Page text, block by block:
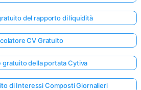
del rapporto di liquidità
CV Gratuito
gratuito della portata Cytiva
di Interessi Composti Giornalieri